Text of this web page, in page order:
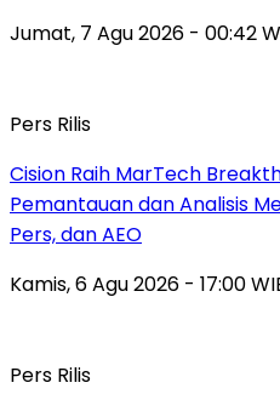
Jumat, 7 Agu 2026 - 00:42
Pers Rilis
Cision Raih MarTech
Pemantauan dan Analisis
Pers, dan AEO
Kamis, 6 Agu 2026 - 17:00
Pers Rilis